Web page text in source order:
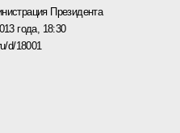
Президента
года, 18:30
d/18001